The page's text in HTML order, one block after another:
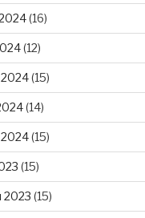
(16)
(12)
(15)
(14)
(15)
(15)
2023 (15)